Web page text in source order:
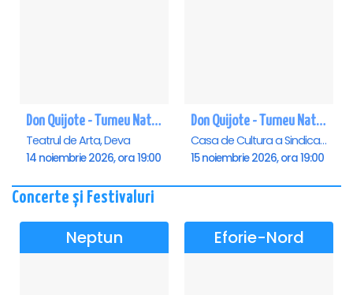
Don Quijote - Turneu National de balet - Deva
Teatrul de Arta, Deva
14 noiembrie 2026, ora 19:00
Don Quijote - Turneu National de balet - Oradea
Casa de Cultura a Sindicatelor , Oradea
15 noiembrie 2026, ora 19:00
Concerte și Festivaluri
Neptun Eforie-Nord